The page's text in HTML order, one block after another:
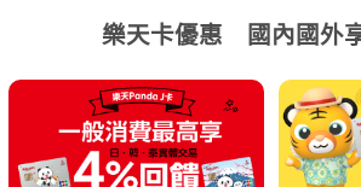
樂天卡優惠 國內國外